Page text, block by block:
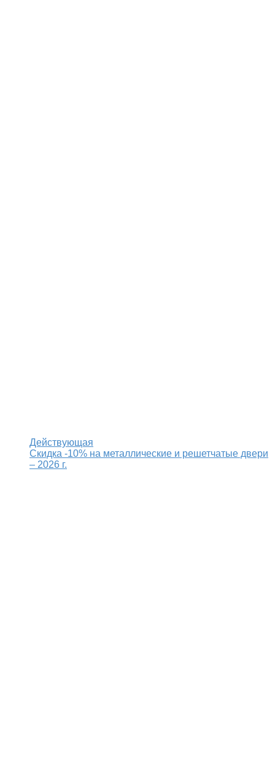
Действующая
Скидка -10% на металлические и решетчатые двери
– 2026 г.